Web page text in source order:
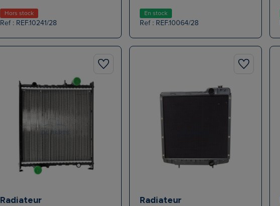
Hors stock
Ref : REF.10241/28
En stock
Ref : REF.10064/28
Radiateur Radiateur